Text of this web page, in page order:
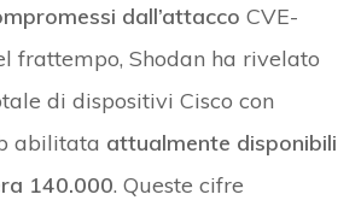
dall’attacco CVE-
frattempo, Shodan ha rivelato
di dispositivi Cisco con
abilitata attualmente disponibili
140.000. Queste cifre